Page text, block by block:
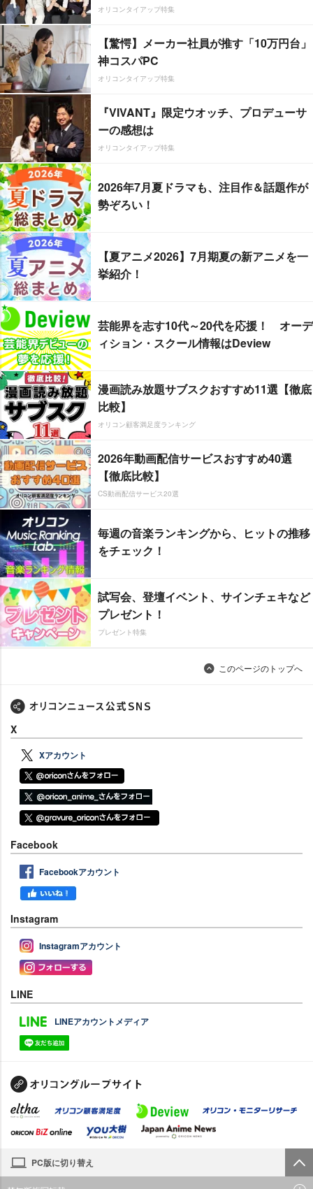
オリコンタイアップ特集
【驚愕】メーカー社員が推す「10万円台」
神コスパPC
オリコンタイアップ特集
『VIVANT』限定ウオッチ、プロデューサ
ーの感想は
オリコンタイアップ特集
2026年7月夏ドラマも、注目作＆話題作が
勢ぞろい！
【夏アニメ2026】7月期夏の新アニメを一
挙紹介！
芸能界を志す10代～20代を応援！ オーデ
ィション・スクール情報はDeview
漫画読み放題サブスクおすすめ11選【徹底
比較】
オリコン顧客満足度ランキング
2026年動画配信サービスおすすめ40選
【徹底比較】
CS動画配信サービス20選
毎週の音楽ランキングから、ヒットの推移
をチェック！
試写会、登壇イベント、サインチェキなど
プレゼント！
プレゼント特集
このページのトップへ
X
Xアカウント
Facebook
Facebookアカウント
Instagram
Instagramアカウント
LINE
LINEアカウントメディア
PC版に切り替え